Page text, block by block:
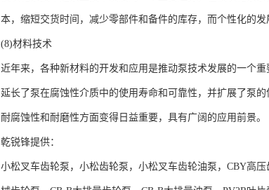
本，缩短交货时间，减少零部件和备件的库存，而个性化的
(8)材料技术
近年来，各种新材料的开发和应用是推动泵技术发展的一个
延长了泵在腐蚀性介质中的使用寿命和可靠性，并扩展了泵
耐腐蚀性和耐磨性方面变得日益重要，具有广阔的应用前景。
乾锐锋提供：
小松叉车齿轮泵，小松齿轮泵，小松叉车齿轮油泵，CBY高